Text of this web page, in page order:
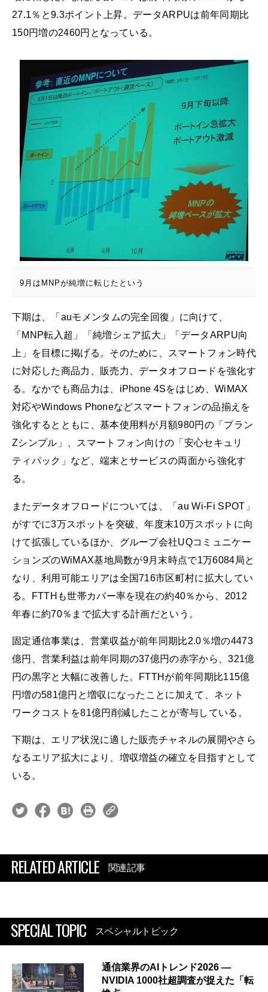
27.1％と9.3ポイント上昇。データARPUは前年同期比
150円増の2460円となっている。
9月はMNPが純増に転じたという
下期は、「auモメンタムの完全回復」に向けて、
「MNP転入超」「純増シェア拡大」「データARPU向
上」を目標に掲げる。そのために、スマートフォン時代
に対応した商品力、販売力、データオフロードを強化す
る。なかでも商品力は、iPhone 4Sをはじめ、WiMAX
対応やWindows Phoneなどスマートフォンの品揃えを
強化するとともに、基本使用料が月額980円の「プラン
Zシンプル」、スマートフォン向けの「安心セキュリ
ティパック」など、端末とサービスの両面から強化す
る。
またデータオフロードについては、「au Wi-Fi SPOT」
がすでに3万スポットを突破、年度末10万スポットに向
けて拡張しているほか、グループ会社UQコミュニケー
ションズのWiMAX基地局数が9月末時点で1万6084局と
なり、利用可能エリアは全国716市区町村に拡大してい
る。FTTHも世帯カバー率を現在の約40％から、2012
年春に約70％まで拡大する計画だという。
固定通信事業は、営業収益が前年同期比2.0％増の4473
億円、営業利益は前年同期の37億円の赤字から、321億
円の黒字と大幅に改善した。FTTHが前年同期比115億
円増の581億円と増収になったことに加えて、ネット
ワークコストを81億円削減したことが寄与している。
下期は、エリア状況に適した販売チャネルの展開やさら
なるエリア拡大により、増収増益の確立を目指すとして
いる。
RELATED ARTICLE 関連記事
SPECIAL TOPIC スペシャルトピック
通信業界のAIトレンド2026 ―
NVIDIA 1000社超調査が捉えた「転